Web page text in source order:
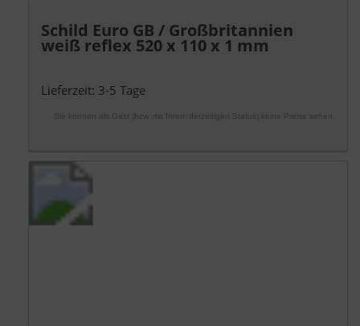
Schild Euro GB / Großbritannien
weiß reflex 520 x 110 x 1 mm
Lieferzeit: 3-5 Tage
Sie können als Gast (bzw. mit Ihrem derzeitigen Status) keine Preise sehen.